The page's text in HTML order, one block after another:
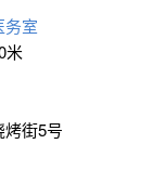
务室
米
街5号